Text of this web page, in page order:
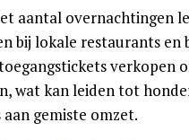
aantal overnachtingen
bij lokale restaurants en
verkopen
wat kan leiden tot
aan gemiste omzet.